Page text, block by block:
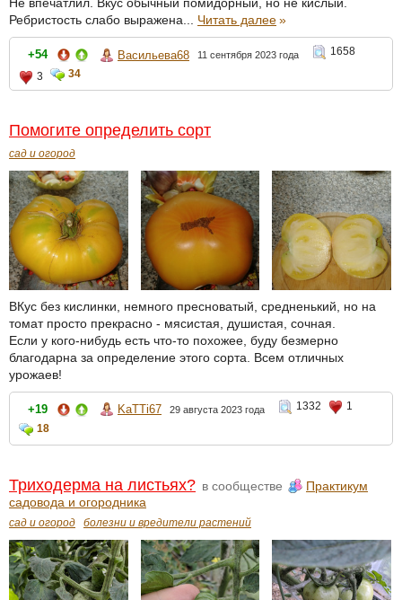
Ребристость слабо выражена... Читать далее»
+54 Васильева68 11 сентября 2023 года
1658
3
34
Помогите определить сорт
сад и огород
ВКус без кислинки, немного пресноватый, средненький, но на
томат просто прекрасно - мясистая, душистая, сочная.
Если у кого-нибудь есть что-то похожее, буду безмерно
благодарна за определение этого сорта. Всем отличных
урожаев!
+19 KaTTi67 29 августа 2023 года 1332
1
18
Триходерма на листьях? в сообществе
Практикум
садовода и огородника
сад и огород болезни и вредители растений